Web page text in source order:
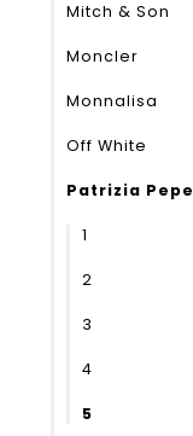
Mitch & Son
Moncler
Monnalisa
Off White
Patrizia Pepe
1
2
3
4
5